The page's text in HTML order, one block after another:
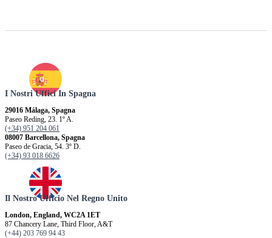
I Nostri Uffici In Spagna
29016 Málaga, Spagna
Paseo Reding, 23. 1º A.
(+34) 951 204 061
08007 Barcellona, ​​Spagna
Paseo de Gracia, 54. 3º D.
(+34) 93 018 6626
Il Nostro Ufficio Nel Regno Unito
London, England, WC2A 1ET
87 Chancery Lane, Third Floor, A&T
(+44) 203 769 94 43